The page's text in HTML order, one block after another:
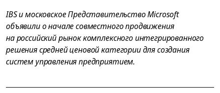
IBS и московское Представительство Microsoft
объявили о начале совместного продвижения
на российский рынок комплексного интегрированного
решения средней ценовой категории для создания
систем управления предприятием.